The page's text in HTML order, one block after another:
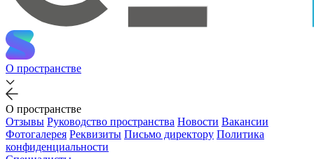
О пространстве
О пространстве
Отзывы Руководство пространства Новости Вакансии
Фотогалерея Реквизиты Письмо директору Политика
конфиденциальности